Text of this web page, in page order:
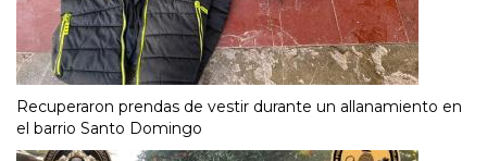
Recuperaron prendas de vestir durante un allanamiento en
el barrio Santo Domingo